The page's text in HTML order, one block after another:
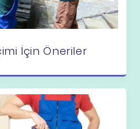
İçin Öneriler